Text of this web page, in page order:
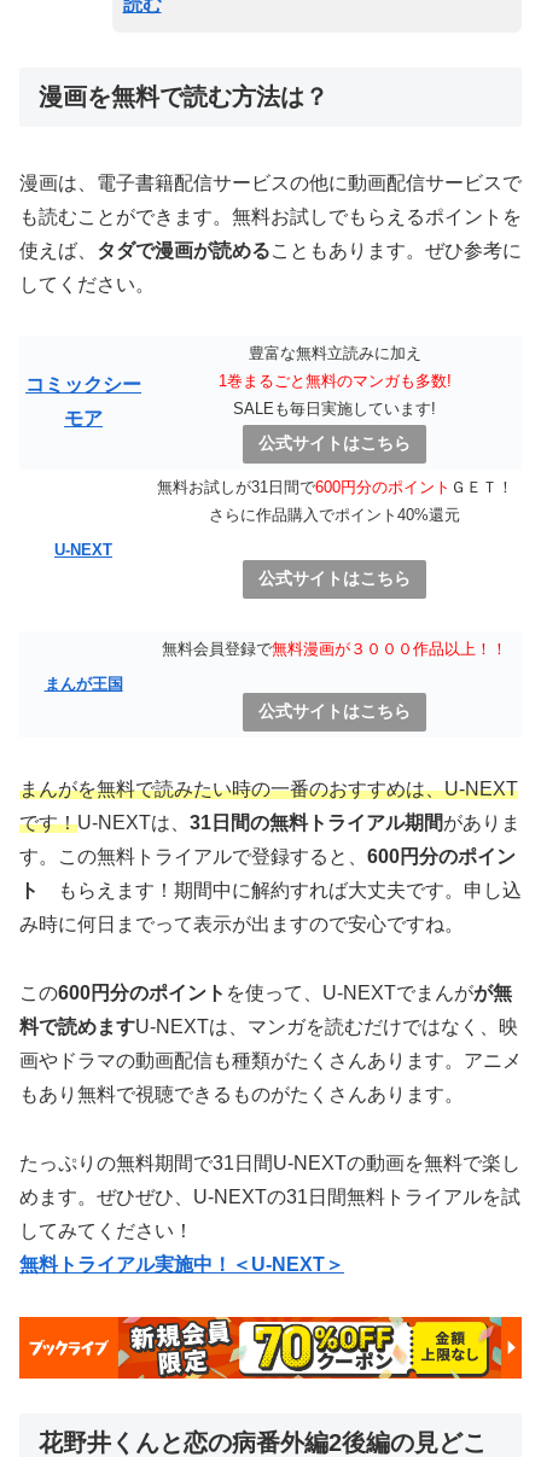
読む
漫画を無料で読む方法は？
漫画は、電子書籍配信サービスの他に動画配信サービスで
も読むことができます。無料お試しでもらえるポイントを
使えば、 タダで漫画が読めることもあります。ぜひ参考に
してください。
コミックシー
モア
豊富な無料立読みに加え
1巻まるごと無料のマンガも多数!
SALEも毎日実施しています!
公式サイトはこちら
U-NEXT
無料お試しが31日間で600円分のポイント ＧＥＴ！
さらに作品購入でポイント40%還元
公式サイトはこちら
まんが王国
無料会員登録で無料漫画が３０００作品以上！！
公式サイトはこちら
まんがを無料で読みたい時の一番のおすすめは、U-NEXT
です！U-NEXTは、 31日間の無料トライアル期間がありま
す。この無料トライアルで登録すると、 600円分のポイン
ト
もらえます！期間中に解約すれば大丈夫です。申し込
み時に何日までって表示が出ますので安心ですね。
この600円分のポイント を使って、U-NEXTでまんがが無
料で読めますU-NEXTは、マンガを読むだけではなく、映
画やドラマの動画配信も種類がたくさんあります。アニメ
もあり無料で視聴できるものがたくさんあります。
たっぷりの無料期間で31日間U-NEXTの動画を無料で楽し
めます。ぜひぜひ、U-NEXTの31日間無料トライアルを試
してみてください！
無料トライアル実施中！＜U-NEXT＞
花野井くんと恋の病番外編2後編の見どこ